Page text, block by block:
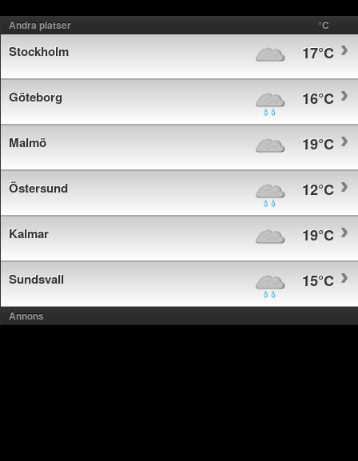
Andra platser °C
17°C
Stockholm
16°C
Göteborg
19°C
Malmö
12°C
Östersund
19°C
Kalmar
15°C
Sundsvall
Annons